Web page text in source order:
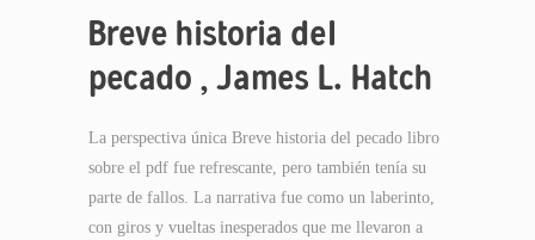
Breve historia del
pecado , James L. Hatch
La perspectiva única Breve historia del pecado libro
sobre el pdf fue refrescante, pero también tenía su
parte de fallos. La narrativa fue como un laberinto,
con giros y vueltas inesperados que me llevaron a